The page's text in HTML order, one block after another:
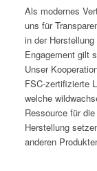
Als modernes
uns für
in der
Engagement gilt
Unser
FSC-zertifizierte
welche
Ressource für
Herstellung
anderen